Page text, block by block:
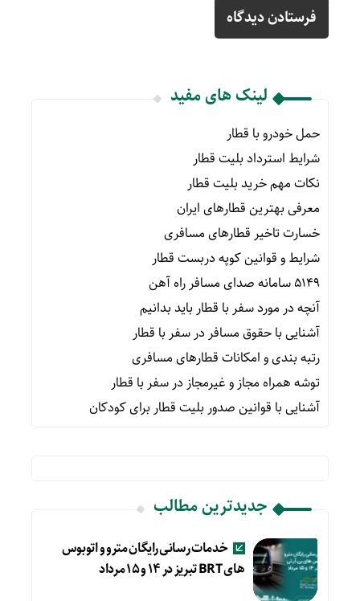
لینک های مفید
حمل خودرو با قطار
شرایط استرداد بلیت قطار
نکات مهم خرید بلیت قطار
معرفی بهترین قطارهای ایران
خسارت تاخیر قطارهای مسافری
شرایط و قوانین کوپه دربست قطار
۵۱۴۹ سامانه صدای مسافر راه آهن
آنچه در مورد سفر با قطار باید بدانیم
آشنایی با حقوق مسافر در سفر با قطار
رتبه بندی و امکانات قطارهای مسافری
توشه همراه مجاز و غیرمجاز در سفر با قطار
آشنایی با قوانین صدور بلیت قطار برای کودکان
جدیدترین مطالب
خدمات رسانی رایگان مترو و اتوبوس
های BRT تبریز در ۱۴ و ۱۵ مرداد